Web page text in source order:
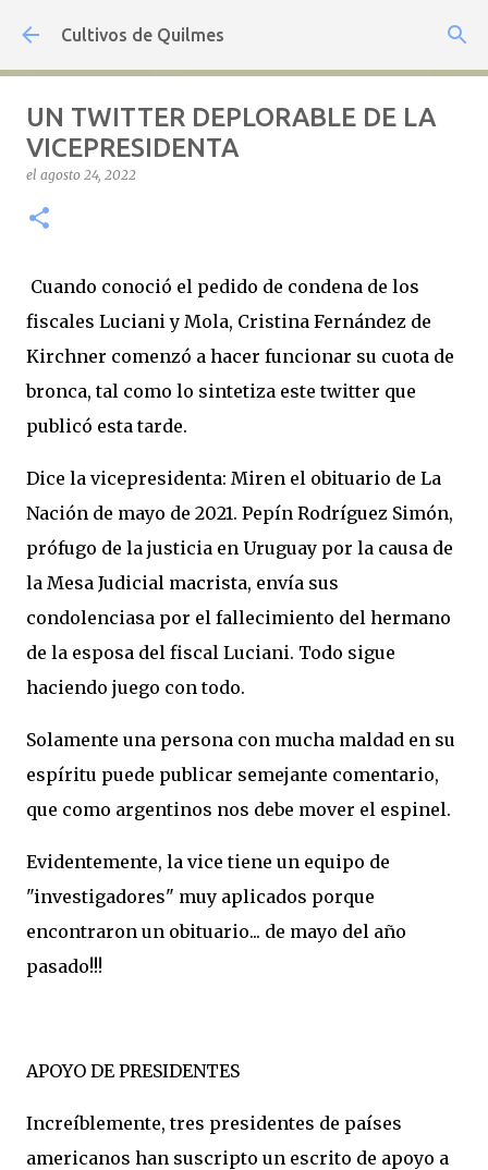
Ir al contenido principal
Cultivos de Quilmes
UN TWITTER DEPLORABLE DE LA
VICEPRESIDENTA
el agosto 24, 2022
Cuando conoció el pedido de condena de los
fiscales Luciani y Mola, Cristina Fernández de
Kirchner comenzó a hacer funcionar su cuota de
bronca, tal como lo sintetiza este twitter que
publicó esta tarde.
Dice la vicepresidenta: Miren el obituario de La
Nación de mayo de 2021. Pepín Rodríguez Simón,
prófugo de la justicia en Uruguay por la causa de
la Mesa Judicial macrista, envía sus
condolenciasa por el fallecimiento del hermano
de la esposa del fiscal Luciani. Todo sigue
haciendo juego con todo.
Solamente una persona con mucha maldad en su
espíritu puede publicar semejante comentario,
que como argentinos nos debe mover el espinel.
Evidentemente, la vice tiene un equipo de
"investigadores" muy aplicados porque
encontraron un obituario... de mayo del año
pasado!!!
APOYO DE PRESIDENTES
Increíblemente, tres presidentes de países
americanos han suscripto un escrito de apoyo a